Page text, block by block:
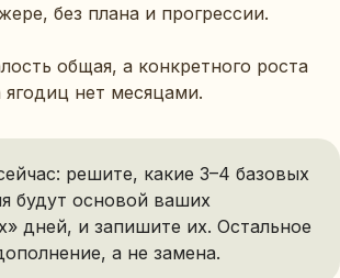
без плана и прогрессии.
общая, а конкретного роста
нет месяцами.
решите, какие 3–4 базовых
будут основой ваших
дней, и запишите их. Остальное
а не замена.